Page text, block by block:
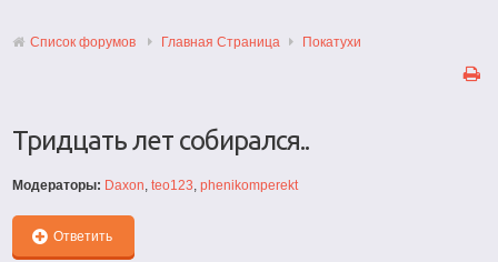
Список форумов Главная Страница Покатухи
Тридцать лет собирался..
Модераторы: Daxon,teo123,phenikomperekt
Ответить